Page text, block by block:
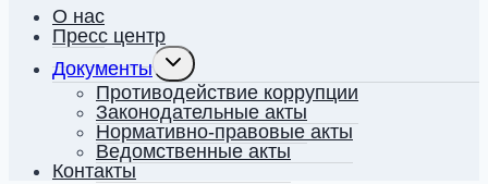
О нас
Пресс центр
Документы
Toggle
child
menu
Противодействие коррупции
Законодательные акты
Нормативно-правовые акты
Ведомственные акты
Контакты